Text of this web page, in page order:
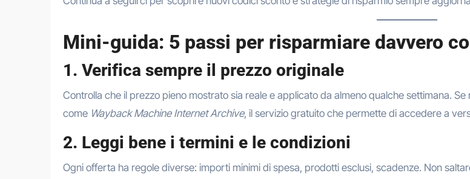
Mini-guida: 5 passi per risparmiare davvero
1. Verifica sempre il prezzo originale
Controlla che il prezzo pieno mostrato sia reale e applicato da almeno qualche settimana.
come Wayback Machine Internet Archive, il servizio gratuito che permette di accedere a
2. Leggi bene i termini e le condizioni
Ogni offerta ha regole diverse: importi minimi di spesa, prodotti esclusi, scadenze. Non